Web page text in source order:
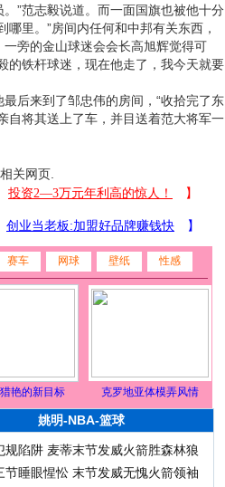
”范志毅说道。而一面国旗也被他十分
里。”房间内任何和中邦有关东西，
旁的金山球迷会会长高旭辉觉得可
的铁杆球迷，现在他走了，我今天就要
后来到了邹忠伟的房间，“收拾完了东
自将其送上了车，并目送着范大将军一
关网页.
赛车 网球 壁纸 性感
艳的新目标 克罗地亚体模弄风情
姚明-NBA-篮球
规陷阱 麦蒂末节发威火箭胜森林狼
节睡眼惺忪 末节发威无愧火箭领袖